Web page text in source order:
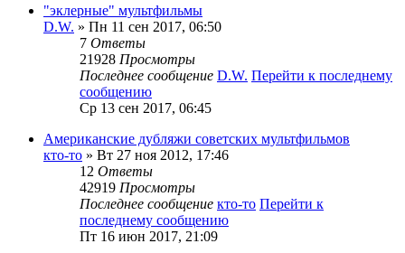
"эклерные" мультфильмы
D.W. » Пн 11 сен 2017, 06:50
7 Ответы
21928 Просмотры
Последнее сообщение D.W. Перейти к последнему
сообщению
Ср 13 сен 2017, 06:45
Американские дубляжи советских мультфильмов
кто-то » Вт 27 ноя 2012, 17:46
12 Ответы
42919 Просмотры
Последнее сообщение кто-то Перейти к
последнему сообщению
Пт 16 июн 2017, 21:09